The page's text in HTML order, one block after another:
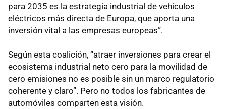
para 2035 es la estrategia industrial de vehículos
eléctricos más directa de Europa, que aporta una
inversión vital a las empresas europeas”.
Según esta coalición, “atraer inversiones para crear el
ecosistema industrial neto cero para la movilidad de
cero emisiones no es posible sin un marco regulatorio
coherente y claro”. Pero no todos los fabricantes de
automóviles comparten esta visión.